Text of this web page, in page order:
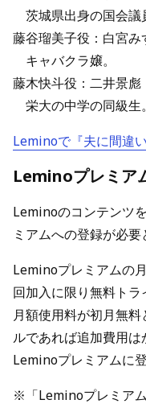
茨城県出身の国会議
藤谷瑠美子役：白宮み
キャバクラ嬢。
藤木快斗役：二井景彪
栄大の中学の同級生。
Leminoで『夫に間違
Leminoプレミア
Leminoのコンテンツ
ミアムへの登録が必要
Leminoプレミアムの
回加入に限り無料ト
月額使用料が初月無
ルであれば追加費用
Leminoプレミアムに
※「Leminoプレミア